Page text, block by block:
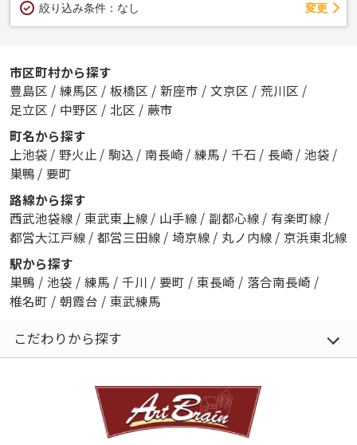
絞り込み条件： なし 変更
市区町村から探す
豊島区 / 練馬区 / 板橋区 / 新座市 / 文京区 / 荒川区 /
足立区 / 中野区 / 北区 / 蕨市
町名から探す
上池袋 / 野火止 / 駒込 / 南長崎 / 練馬 / 千石 / 長崎 / 池袋 /
巣鴨 / 要町
路線から探す
西武池袋線 / 東武東上線 / 山手線 / 副都心線 / 有楽町線 /
都営大江戸線 / 都営三田線 / 埼京線 / 丸ノ内線 / 京浜東北線
駅から探す
巣鴨 / 池袋 / 練馬 / 千川 / 要町 / 東長崎 / 落合南長崎 /
椎名町 / 朝霞台 / 東武練馬
こだわりから探す